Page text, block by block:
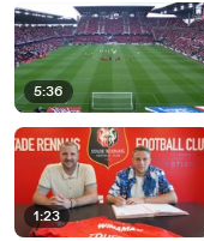
5:36
1:23